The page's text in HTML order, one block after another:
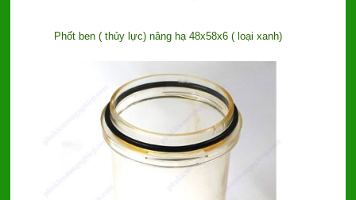
Phốt ben ( thủy lực) nâng hạ 48x58x6 ( loại xanh)